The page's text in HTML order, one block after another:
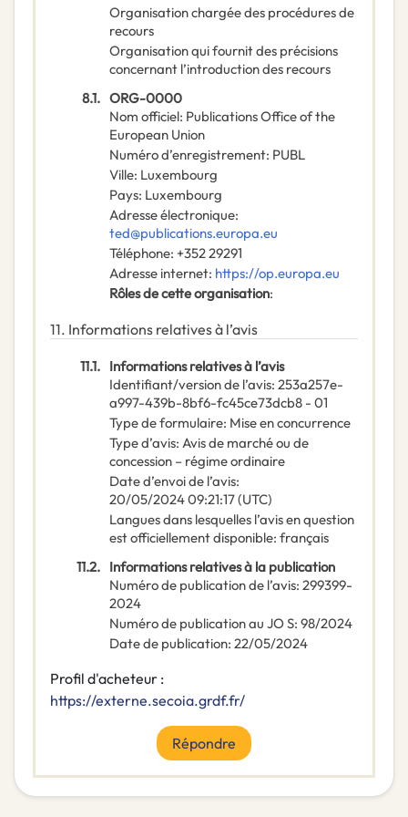
Organisation chargée des procédures de
recours
Organisation qui fournit des précisions
concernant l’introduction des recours
8.1. ORG-0000
Nom officiel: Publications Office of the
European Union
Numéro d’enregistrement: PUBL
Ville: Luxembourg
Pays: Luxembourg
Adresse électronique:
ted@publications.europa.eu
Téléphone: +352 29291
Adresse internet: https://op.europa.eu
Rôles de cette organisation:
11. Informations relatives à l’avis
11.1. Informations relatives à l’avis
Identifiant/version de l’avis: 253a257e-
a997-439b-8bf6-fc45ce73dcb8 - 01
Type de formulaire: Mise en concurrence
Type d’avis: Avis de marché ou de
concession – régime ordinaire
Date d’envoi de l’avis:
20/05/202409:21:17 (UTC)
Langues dans lesquelles l’avis en question
est officiellement disponible: français
11.2. Informations relatives à la publication
Numéro de publication de l’avis: 299399-
2024
Numéro de publication au JO S: 98/2024
Date de publication: 22/05/2024
Profil d'acheteur :
https://externe.secoia.grdf.fr/
Répondre